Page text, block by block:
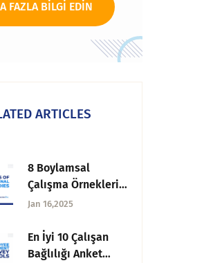
FAZLA BILGI EDIN
ARTICLES
8 Boylamsal
Çalışma Örnekleri
ve Araştırmadaki
Jan 16,2025
En İyi 10 Çalışan
Bağlılığı Anket